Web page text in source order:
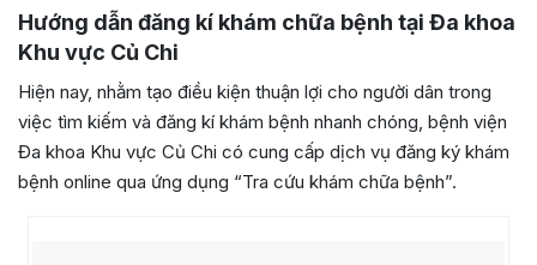
Hướng dẫn đăng kí khám chữa bệnh tại Đa khoa
Khu vực Củ Chi
Hiện nay, nhằm tạo điều kiện thuận lợi cho người dân trong
việc tìm kiếm và đăng kí khám bệnh nhanh chóng, bệnh viện
Đa khoa Khu vực Củ Chi có cung cấp dịch vụ đăng ký khám
bệnh online qua ứng dụng “Tra cứu khám chữa bệnh”.